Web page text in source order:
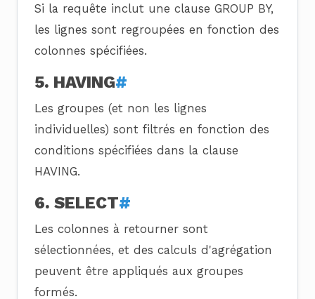
Si la requête inclut une clause GROUP BY,
les lignes sont regroupées en fonction des
colonnes spécifiées.
5. HAVING#
Les groupes (et non les lignes
individuelles) sont filtrés en fonction des
conditions spécifiées dans la clause
HAVING.
6. SELECT#
Les colonnes à retourner sont
sélectionnées, et des calculs d'agrégation
peuvent être appliqués aux groupes
formés.